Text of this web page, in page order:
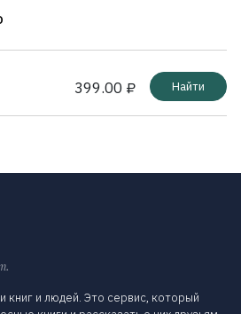
399.00 ₽ Найти
книг и людей. Это сервис, который